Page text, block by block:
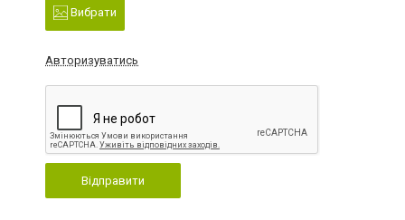
Вибрати
Авторизуватись
Відправити